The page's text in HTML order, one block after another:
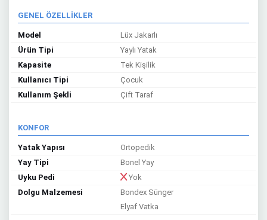
GENEL ÖZELLİKLER
Model
Lüx Jakarlı
Ürün Tipi
Yaylı Yatak
Kapasite
Tek Kişilik
Kullanıcı Tipi
Çocuk
Kullanım Şekli
Çift Taraf
KONFOR
Yatak Yapısı
Ortopedik
Yay Tipi
Bonel Yay
Uyku Pedi
Yok
Dolgu Malzemesi
Bondex Sünger
Elyaf Vatka